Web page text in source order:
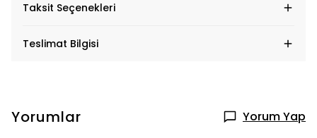
Taksit Seçenekleri
Teslimat Bilgisi
Yorumlar Yorum Yap